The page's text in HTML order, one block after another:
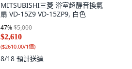
MITSUBISHI三菱 浴室超靜音換氣
扇 VD-15Z9 VD-15ZP9, 白色
47%$5,000
$2,610
($2610.00/1個)
8/18 預計送達